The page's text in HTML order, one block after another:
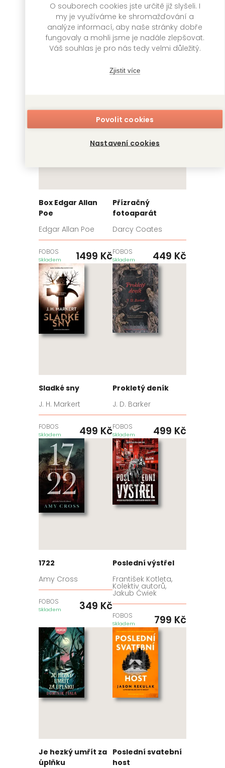
O souborech cookies jste určitě již slyšeli. I
my je využíváme ke shromažďování a
analýze informací, aby naše stránky dobře
fungovaly a mohli jsme je nadále zlepšovat.
Váš souhlas je pro nás tedy velmi důležitý.
Zjistit více
Povolit cookies
Nastavení cookies
Blackwater: kniha
druhá
Michael McDowell
Kč
Dívčí válka
Christopher
Buehlman
Skladem
Box Edgar Allan
Poe
Edgar Allan Poe
FOBOS
Skladem 1499 Kč
Přízračný
fotoaparát
Darcy Coates
FOBOS
Skladem 449 Kč
Sladké sny
J. H. Markert
FOBOS
Skladem 499 Kč
Prokletý deník
J. D. Barker
FOBOS
Skladem 499 Kč
1722
Amy Cross
FOBOS
Skladem 349 Kč
Poslední výstřel
František Kotleta,
Kolektiv autorů,
Jakub Ćwiek
FOBOS
Skladem 799 Kč
Je hezký umřít za
úplňku
Poslední svatební
host